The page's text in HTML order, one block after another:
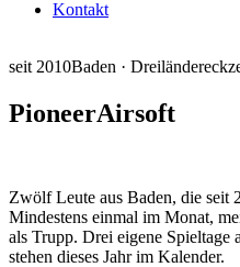
Kontakt
seit 2010Baden · Dreiländereck
PioneerAirsoft
Zwölf Leute aus Baden, die seit
Mindestens einmal im Monat,
als Trupp. Drei eigene Spieltage
stehen dieses Jahr im Kalender.